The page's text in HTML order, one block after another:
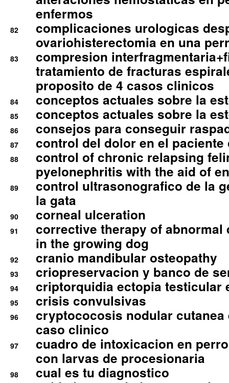
enfermos
82
complicaciones urologicas
ovariohisterectomia en una
83
compresion
tratamiento de fracturas
proposito de 4 casos clinicos
84 conceptos actuales sobre la
85 conceptos actuales sobre la
86 consejos para conseguir
87 control del dolor en el
88
control of chronic relapsing
pyelonephritis with the aid of
89
control ultrasonografico de la
la gata
90 corneal ulceration
91
corrective therapy of abnormal
in the growing dog
92 cranio mandibular osteopathy
93 criopreservacion y banco de
94 criptorquidia ectopia testicular
95 crisis convulsivas
96
cryptococosis nodular cutanea
caso clinico
97
cuadro de intoxicacion en
con larvas de procesionaria
98 cual es tu diagnostico